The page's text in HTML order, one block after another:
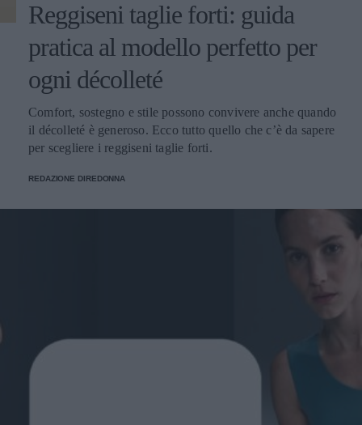
Reggiseni taglie forti: guida
pratica al modello perfetto per
ogni décolleté
Comfort, sostegno e stile possono convivere anche quando
il décolleté è generoso. Ecco tutto quello che c’è da sapere
per scegliere i reggiseni taglie forti.
REDAZIONE DIREDONNA